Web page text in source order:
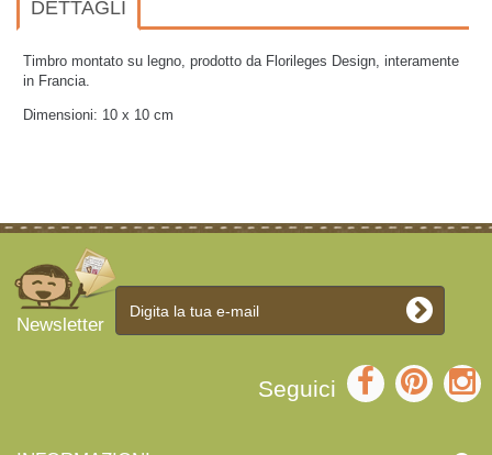
DETTAGLI
Timbro montato su legno, prodotto da Florileges Design, interamente
in Francia.
Dimensioni: 10 x 10 cm
Newsletter
Seguici